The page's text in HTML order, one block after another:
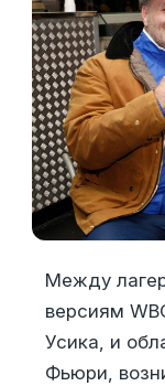
Между
версиям
Усика, и
Фьюри,